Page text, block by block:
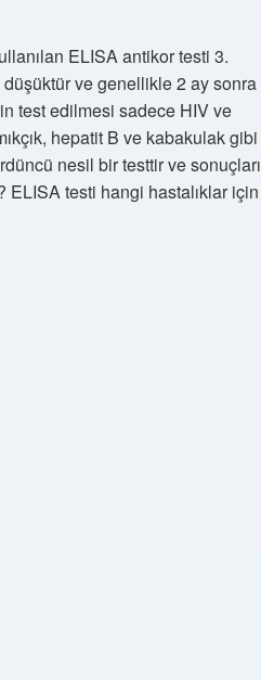
ELISA antikor testi 3.
ve genellikle 2 ay sonra
test edilmesi sadece HIV ve
hepatit B ve kabakulak gibi
nesil bir testtir ve sonuçları
ELISA testi hangi hastalıklar için